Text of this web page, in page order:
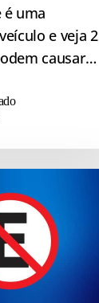
é uma
e veja 2
causar…